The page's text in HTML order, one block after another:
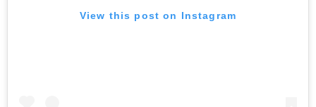
View this post on Instagram